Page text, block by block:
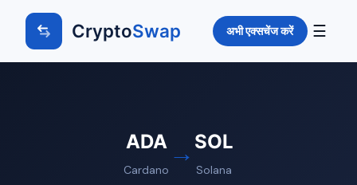
CryptoSwap अभी एक्सचेंज करें ☰
ADA
Cardano
→ SOL
Solana